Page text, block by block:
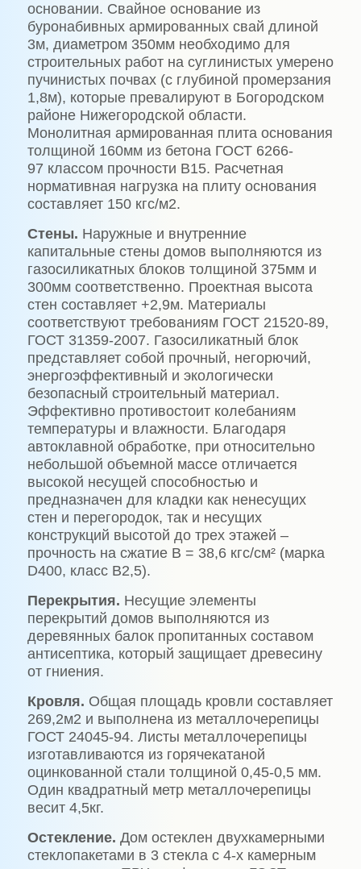
основании. Свайное основание из
буронабивных армированных свай длиной
3м, диаметром 350мм необходимо для
строительных работ на суглинистых умерено
пучинистых почвах (с глубиной промерзания
1,8м), которые превалируют в Богородском
районе Нижегородской области.
Монолитная армированная плита основания
толщиной 160мм из бетона ГОСТ 6266-
97 классом прочности В15. Расчетная
нормативная нагрузка на плиту основания
составляет 150 кгс/м2.
Стены. Наружные и внутренние
капитальные стены домов выполняются из
газосиликатных блоков толщиной 375мм и
300мм соответственно. Проектная высота
стен составляет +2,9м. Материалы
соответствуют требованиям ГОСТ 21520-89,
ГОСТ 31359-2007. Газосиликатный блок
представляет собой прочный, негорючий,
энергоэффективный и экологически
безопасный строительный материал.
Эффективно противостоит колебаниям
температуры и влажности. Благодаря
автоклавной обработке, при относительно
небольшой объемной массе отличается
высокой несущей способностью и
предназначен для кладки как ненесущих
стен и перегородок, так и несущих
конструкций высотой до трех этажей –
прочность на сжатие В = 38,6 кгс/см² (марка
D400, класс В2,5).
Перекрытия. Несущие элементы
перекрытий домов выполняются из
деревянных балок пропитанных составом
антисептика, который защищает древесину
от гниения.
Кровля. Общая площадь кровли составляет
269,2м2 и выполнена из металлочерепицы
ГОСТ 24045-94. Листы металлочерепицы
изготавливаются из горячекатаной
оцинкованной стали толщиной 0,45-0,5 мм.
Один квадратный метр металлочерепицы
весит 4,5кг.
Остекление. Дом остеклен двухкамерными
стеклопакетами в 3 стекла с 4-х камерным